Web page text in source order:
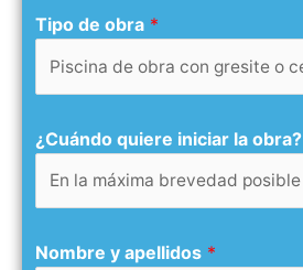
Tipo de obra *
¿Cuándo quiere iniciar la obra?
Nombre y apellidos *